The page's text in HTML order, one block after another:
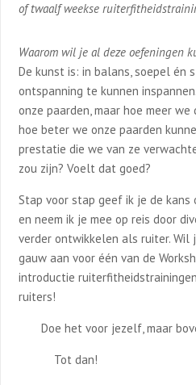
of twaalf weekse
Waarom wil je al deze oefeningen
De kunst is: in balans, soepel én
ontspanning te kunnen
onze paarden, maar hoe meer
hoe beter we onze paarden
prestatie die we van ze
zou zijn? Voelt dat goed?
Stap voor stap geef ik je de
en neem ik je mee op reis door
verder ontwikkelen als ruiter. Wil
gauw aan voor één van de
introductie
ruiters!
Doe het voor jezelf, maar
Tot dan!